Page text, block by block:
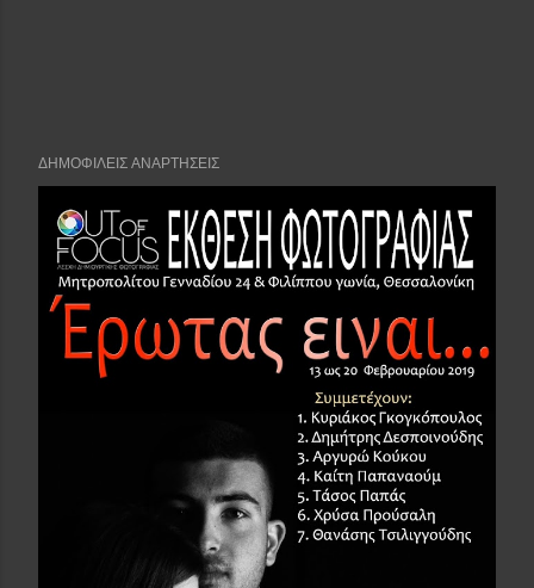
ΔΗΜΟΦΙΛΕΊΣ ΑΝΑΡΤΉΣΕΙΣ